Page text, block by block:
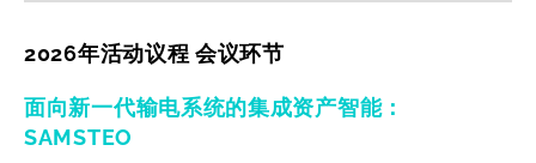
2026年活动议程 会议环节
面向新一代输电系统的集成资产智能：
SAMSTEO